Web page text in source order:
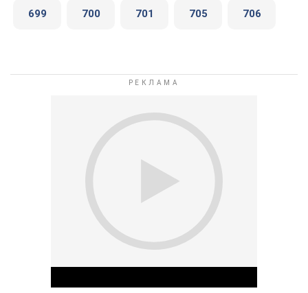
699 700 701 705 706